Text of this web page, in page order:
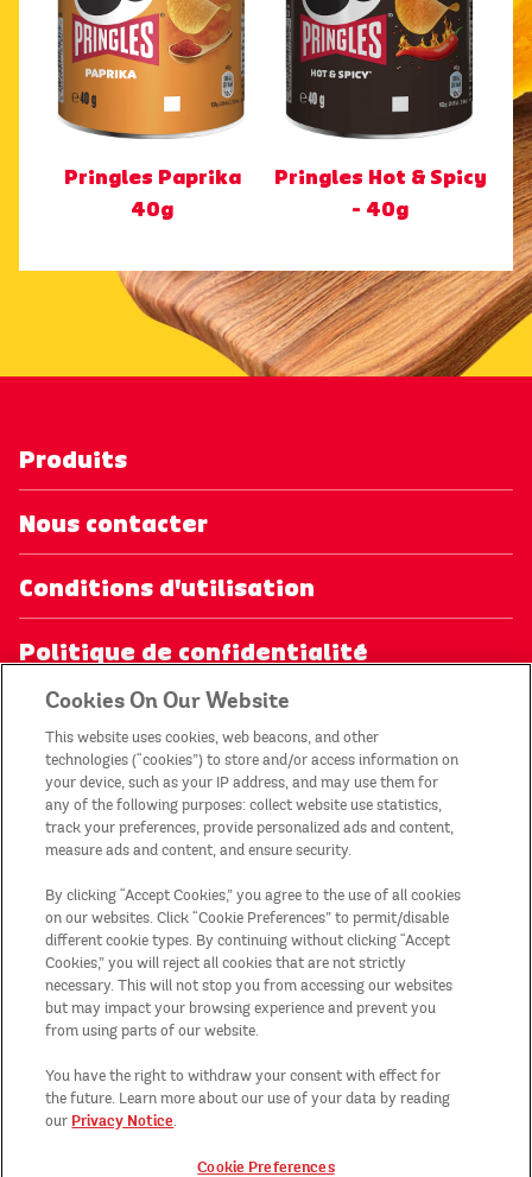
Pringles Paprika
40g
Pringles Hot & Spicy
- 40g
Produits
Nous contacter
Conditions d'utilisation
Politique de confidentialité
Conditions générales des offres
Mon compte
Plan du site
Pays/Région
Cookie Preferences
Ethics Line
Cookies On Our Website
This website uses cookies, web beacons, and other
technologies (“cookies”) to store and/or access information on
your device, such as your IP address, and may use them for
any of the following purposes: collect website use statistics,
track your preferences, provide personalized ads and content,
measure ads and content, and ensure security.
By clicking “Accept Cookies,” you agree to the use of all cookies
on our websites. Click “Cookie Preferences” to permit/disable
different cookie types. By continuing without clicking “Accept
Cookies,” you will reject all cookies that are not strictly
necessary. This will not stop you from accessing our websites
but may impact your browsing experience and prevent you
from using parts of our website.
You have the right to withdraw your consent with effect for
the future. Learn more about our use of your data by reading
our Privacy Notice.
Cookie Preferences